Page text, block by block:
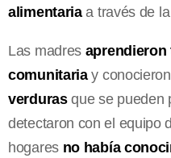
alimentariaa través de la
Las madres aprendieron
comunitariay
verdurasque se pueden
detectaron con el equipo
hogares no había